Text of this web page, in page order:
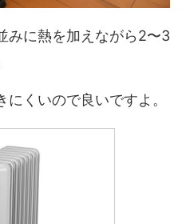
みに熱を加えながら2〜3
くいので良いですよ。